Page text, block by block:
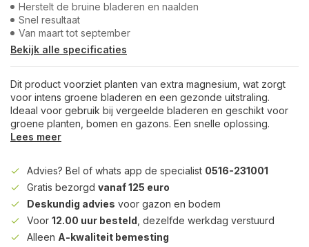
Herstelt de bruine bladeren en naalden
Snel resultaat
Van maart tot september
Bekijk alle specificaties
Dit product voorziet planten van extra magnesium, wat zorgt
voor intens groene bladeren en een gezonde uitstraling.
Ideaal voor gebruik bij vergeelde bladeren en geschikt voor
groene planten, bomen en gazons. Een snelle oplossing.
Lees meer
Advies? Bel of whats app de specialist 0516-231001
Gratis bezorgd vanaf 125 euro
Deskundig advies voor gazon en bodem
Voor 12.00 uur besteld , dezelfde werkdag verstuurd
Alleen A-kwaliteit bemesting